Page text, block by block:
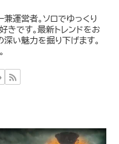
兼運営者。ソロでゆっくり
きです。最新トレンドをお
深い魅力を掘り下げます。